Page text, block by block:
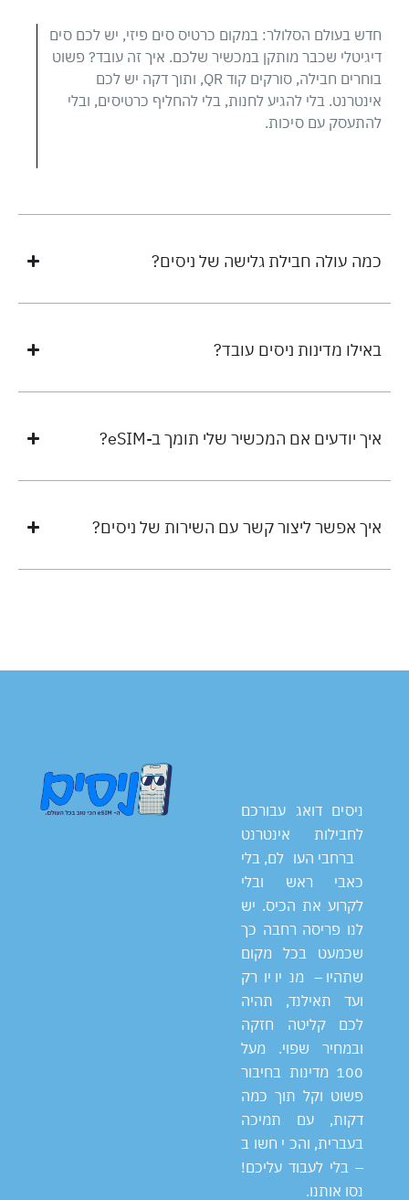
חדש בעולם הסלולר: במקום כרטיס סים פיזי, יש לכם סים
דיגיטלי שכבר מותקן במכשיר שלכם. איך זה עובד? פשוט
בוחרים חבילה, סורקים קוד QR, ותוך דקה יש לכם
אינטרנט. בלי להגיע לחנות, בלי להחליף כרטיסים, ובלי
להתעסק עם סיכות.
כמה עולה חבילת גלישה של ניסים?
באילו מדינות ניסים עובד?
איך יודעים אם המכשיר שלי תומך ב-eSIM?
איך אפשר ליצור קשר עם השירות של ניסים?
ניסים דואג עבורכם
לחבילות אינטרנט
ברחבי העולם, בלי
כאבי ראש ובלי
לקרוע את הכיס. יש
לנו פריסה רחבה כך
שכמעט בכל מקום
שתהיו – מניו יורק
ועד תאילנד, תהיה
לכם קליטה חזקה
ובמחיר שפוי. מעל
100 מדינות בחיבור
פשוט וקל תוך כמה
דקות, עם תמיכה
בעברית, והכי חשוב
– בלי לעבוד עליכם!
נסו אותנו.